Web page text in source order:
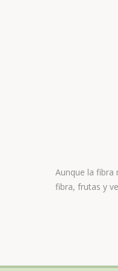
Aunque la fibra
fibra, frutas y